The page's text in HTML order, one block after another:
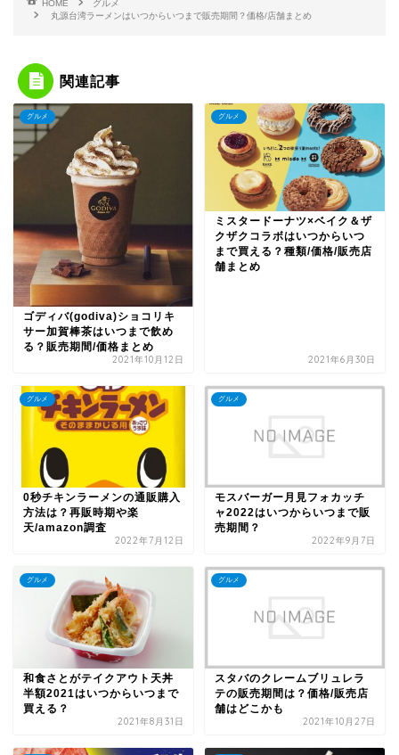
HOME
グルメ
丸源台湾ラーメンはいつからいつまで販売期間？価格/店舗まとめ
関連記事
グルメ
ゴディバ(godiva)ショコリキ
サー加賀棒茶はいつまで飲め
る？販売期間/価格まとめ
2021年10月12日
グルメ
ミスタードーナツ×ベイク＆ザ
クザクコラボはいつからいつ
まで買える？種類/価格/販売店
舗まとめ
2021年6月30日
グルメ
0秒チキンラーメンの通販購入
方法は？再販時期や楽
天/amazon調査
2022年7月12日
グルメ
モスバーガー月見フォカッチ
ャ2022はいつからいつまで販
売期間？
2022年9月7日
グルメ
和食さとがテイクアウト天丼
半額2021はいつからいつまで
買える？
2021年8月31日
グルメ
スタバのクレームブリュレラ
テの販売期間は？価格/販売店
舗はどこかも
2021年10月27日